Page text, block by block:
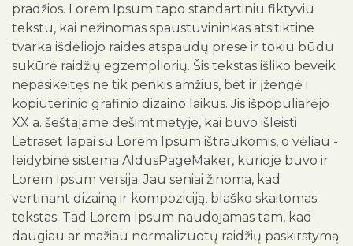
pradžios. Lorem Ipsum tapo standartiniu fiktyviu
tekstu, kai nežinomas spaustuvininkas atsitiktine
tvarka išdėliojo raides atspaudų prese ir tokiu būdu
sukūrė raidžių egzempliorių. Šis tekstas išliko beveik
nepasikeitęs ne tik penkis amžius, bet ir įžengė i
kopiuterinio grafinio dizaino laikus. Jis išpopuliarėjo
XX a. šeštajame dešimtmetyje, kai buvo išleisti
Letraset lapai su Lorem Ipsum ištraukomis, o vėliau -
leidybinė sistema AldusPageMaker, kurioje buvo ir
Lorem Ipsum versija. Jau seniai žinoma, kad
vertinant dizainą ir kompoziciją, blaško skaitomas
tekstas. Tad Lorem Ipsum naudojamas tam, kad
daugiau ar mažiau normalizuotų raidžių paskirstymą